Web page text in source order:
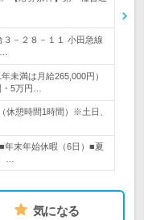
３－２８－１１ 小田急線
未満は月給265,000円）
5万円…
憩時間1時間）※土日、
年末年始休暇（6日）■夏
…
気になる